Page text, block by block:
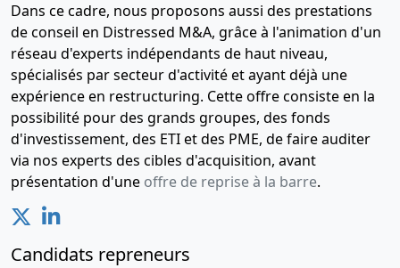
Dans ce cadre, nous proposons aussi des prestations
de conseil en Distressed M&A, grâce à l'animation d'un
réseau d'experts indépendants de haut niveau,
spécialisés par secteur d'activité et ayant déjà une
expérience en restructuring. Cette offre consiste en la
possibilité pour des grands groupes, des fonds
d'investissement, des ETI et des PME, de faire auditer
via nos experts des cibles d'acquisition, avant
présentation d'une offre de reprise à la barre.
Candidats repreneurs